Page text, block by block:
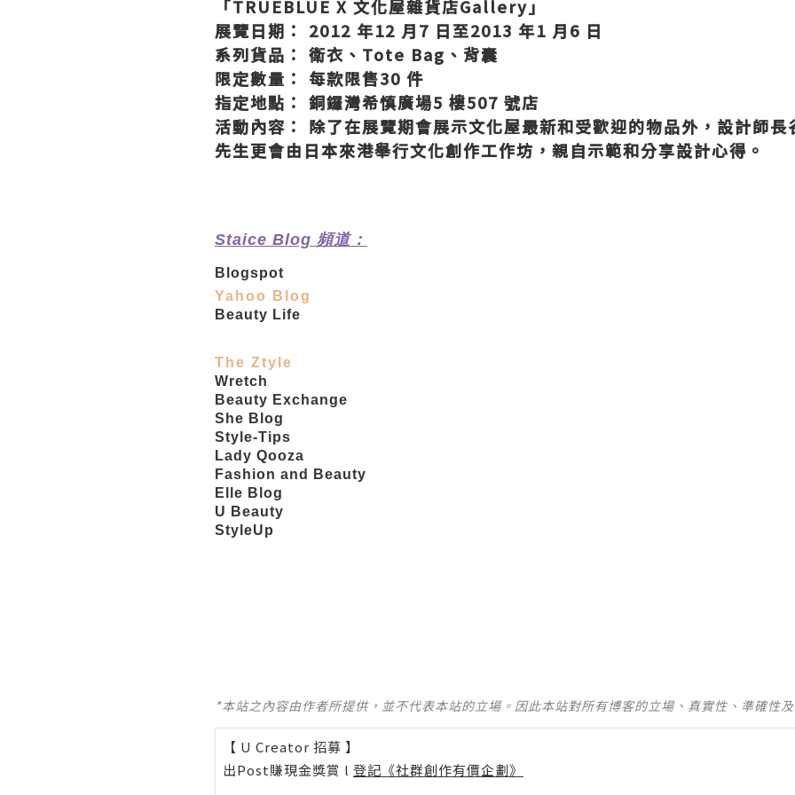
「TRUEBLUE X 文化屋雜貨店Gallery」
展覽日期： 2012 年12 月7 日至2013 年1 月6 日
系列貨品： 衛衣、Tote Bag、背囊
限定數量： 每款限售30 件
指定地點： 銅鑼灣希慎廣場5 樓507 號店
活動內容： 除了在展覽期會展示文化屋最新和受歡迎的物品外，設計師長
先生更會由日本來港舉行文化創作工作坊，親自示範和分享設計心得。
Staice Blog 頻道：
Blogspot
Yahoo Blog
Beauty Life
The Ztyle
Wretch
Beauty Exchange
She Blog
Style-Tips
Lady Qooza
Fashion and Beauty
Elle Blog
U Beauty
StyleUp
*本站之內容由作者所提供，並不代表本站的立場。因此本站對所有博客的立場、真實性、準確性
【 U Creator 招募 】
出Post賺現金獎賞 l 登記《社群創作有價企劃》